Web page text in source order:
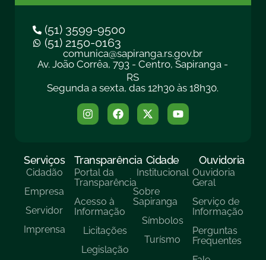
(51) 3599-9500
(51) 2150-0163
comunica@sapiranga.rs.gov.br
Av. João Corrêa, 793 - Centro, Sapiranga -
RS
Segunda a sexta, das 12h30 às 18h30.
Serviços
Cidadão
Empresa
Servidor
Imprensa
Transparência
Portal da
Transparência
Acesso à
Informação
Licitações
Legislação
Cidade
Institucional
Sobre
Sapiranga
Símbolos
Turísmo
Ouvidoria
Ouvidoria
Geral
Serviço de
Informação
Perguntas
Frequentes